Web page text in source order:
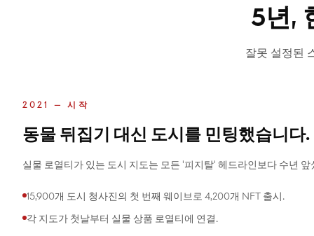
5년,
잘못 설정된
2021 — 시작
동물 뒤집기 대신 도시를 민팅했습니다.
실물 로열티가 있는 도시 지도는 모든 '피지탈' 헤드라인보다 수년 앞
15,900개 도시 청사진의 첫 번째 웨이브로 4,200개 NFT 출시.
각 지도가 첫날부터 실물 상품 로열티에 연결.